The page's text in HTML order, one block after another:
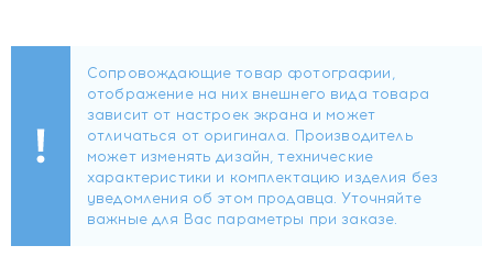
· антистатический эффект;
· распутывает;
· разглаживает;
· придает блеск;
· оживляет;
· питает;
· кондиционирует;
· укрепляет;